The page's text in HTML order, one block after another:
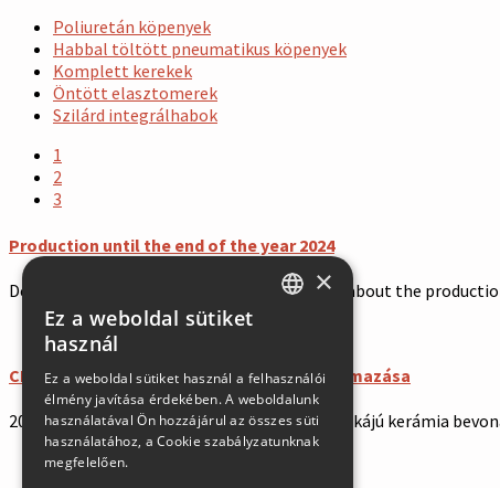
Poliuretán köpenyek
Habbal töltött pneumatikus köpenyek
Komplett kerekek
Öntött elasztomerek
Szilárd integrálhabok
1
2
3
Production until the end of the year 2024
Dear customers, we would like to inform you about the
CERACOTE márkájú kerámia bevonat alkalmazása
2021 októberétől az amerikai CERACOTE márkájú kerámia
ENGLISH
HUNGARIAN
×
Ez a weboldal sütiket
használ
Ez a weboldal sütiket használ a felhasználói
élmény javítása érdekében. A weboldalunk
használatával Ön hozzájárul az összes süti
használatához, a Cookie szabályzatunknak
megfelelően.